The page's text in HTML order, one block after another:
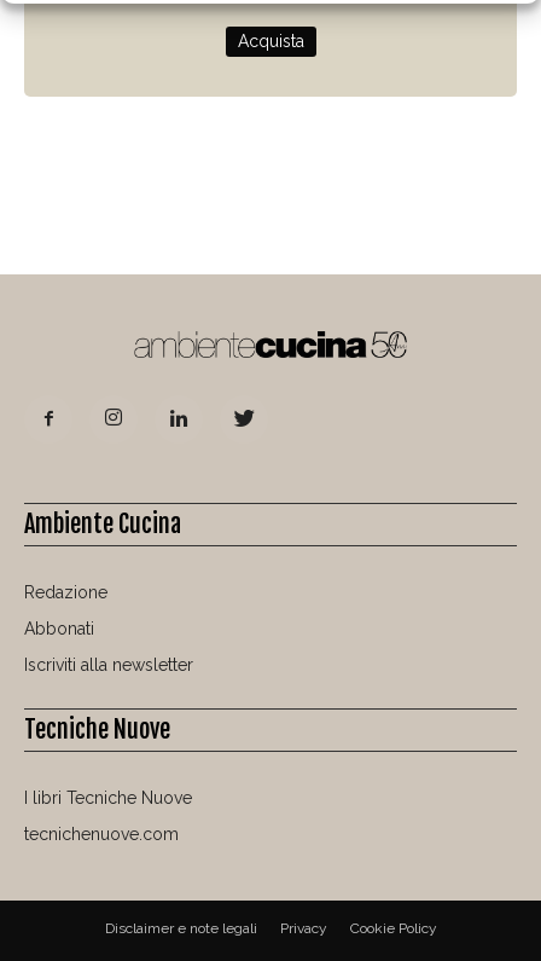
Acquista
Ambiente Cucina
Redazione
Abbonati
Iscriviti alla newsletter
Tecniche Nuove
I libri Tecniche Nuove
tecnichenuove.com
Disclaimer e note legali Privacy Cookie Policy